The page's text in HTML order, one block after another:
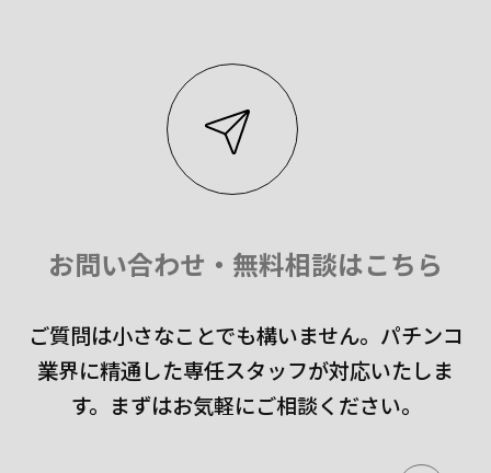
お問い合わせ・無料相談はこちら
ご質問は小さなことでも構いません。 パチンコ
業界に精通した専任スタッフが対応いたしま
す。 まずはお気軽にご相談ください。